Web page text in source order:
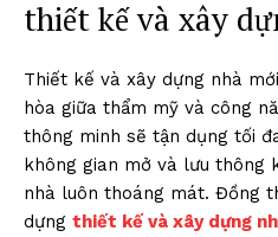
thiết kế và xây
Thiết kế và xây dựng nhà
hòa giữa thẩm mỹ và công
thông minh sẽ tận dụng tối
không gian mở và lưu thông
nhà luôn thoáng mát. Đồng
dựng thiết kế và xây dựng